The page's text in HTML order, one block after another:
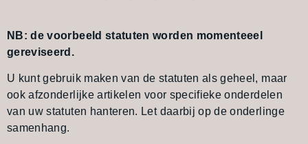
NB: de voorbeeld statuten worden momenteeel
gereviseerd.
U kunt gebruik maken van de statuten als geheel, maar
ook afzonderlijke artikelen voor specifieke onderdelen
van uw statuten hanteren. Let daarbij op de onderlinge
samenhang.